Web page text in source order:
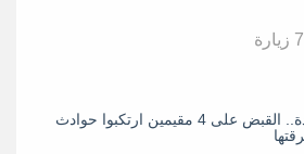
مواضيع ذات صلة بـ جدة.. القبض على 4 مقيمين ارتكبوا حوادث